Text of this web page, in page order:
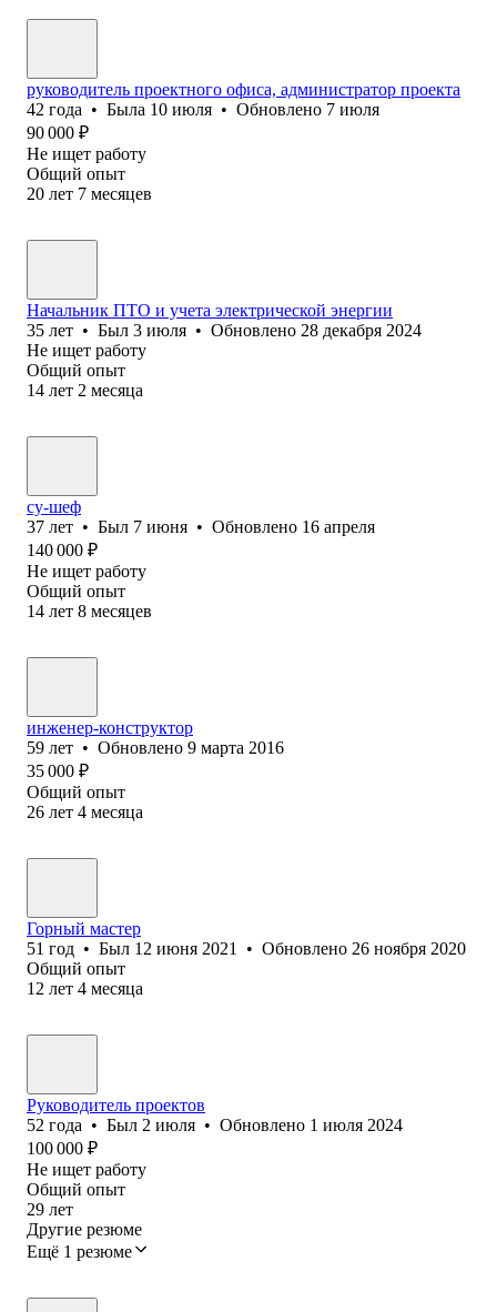
руководитель проектного офиса, администратор проекта
42 года • Была 10 июля • Обновлено 7 июля
90 000 ₽
Не ищет работу
Общий опыт
20 лет 7 месяцев
Начальник ПТО и учета электрической энергии
35 лет • Был 3 июля • Обновлено 28 декабря 2024
Не ищет работу
Общий опыт
14 лет 2 месяца
су-шеф
37 лет • Был 7 июня • Обновлено 16 апреля
140 000 ₽
Не ищет работу
Общий опыт
14 лет 8 месяцев
инженер-конструктор
59 лет • Обновлено 9 марта 2016
35 000 ₽
Общий опыт
26 лет 4 месяца
Горный мастер
51 год • Был 12 июня 2021 • Обновлено 26 ноября 2020
Общий опыт
12 лет 4 месяца
Руководитель проектов
52 года • Был 2 июля • Обновлено 1 июля 2024
100 000 ₽
Не ищет работу
Общий опыт
29 лет
Другие резюме
Ещё 1 резюме